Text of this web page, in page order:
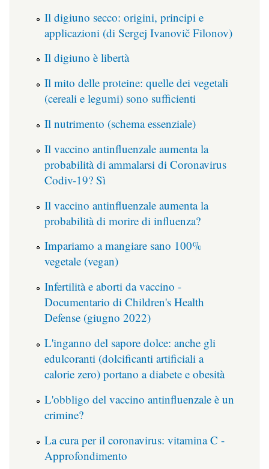
Il digiuno secco: origini, principi e
applicazioni (di Sergej Ivanovič Filonov)
Il digiuno è libertà
Il mito delle proteine: quelle dei vegetali
(cereali e legumi) sono sufficienti
Il nutrimento (schema essenziale)
Il vaccino antinfluenzale aumenta la
probabilità di ammalarsi di Coronavirus
Codiv-19? Sì
Il vaccino antinfluenzale aumenta la
probabilità di morire di influenza?
Impariamo a mangiare sano 100%
vegetale (vegan)
Infertilità e aborti da vaccino -
Documentario di Children's Health
Defense (giugno 2022)
L'inganno del sapore dolce: anche gli
edulcoranti (dolcificanti artificiali a
calorie zero) portano a diabete e obesità
L'obbligo del vaccino antinfluenzale è un
crimine?
La cura per il coronavirus: vitamina C -
Approfondimento